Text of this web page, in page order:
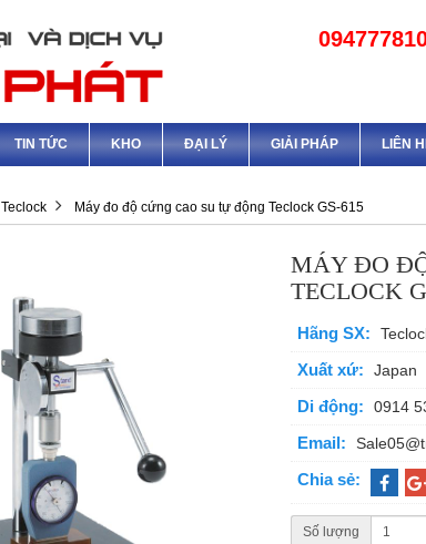
TIN TỨC KHO ĐẠI LÝ GIẢI PHÁP LIÊN
Teclock Máy đo độ cứng cao su tự động Teclock GS-615
MÁY ĐO
TECLOCK
Hãng SX:
Xuất xứ: Japan
Di động: 0914
Email:
Chia sẻ:
Số lượng